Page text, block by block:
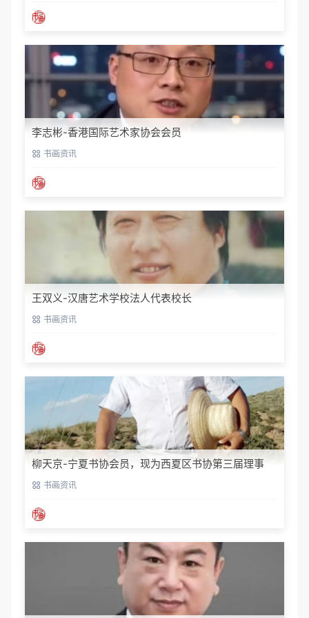
李志彬-香港国际艺术家协会会员
书画资讯
王双义-汉唐艺术学校法人代表校长
书画资讯
柳天京-宁夏书协会员，现为西夏区书协第三届理事
书画资讯